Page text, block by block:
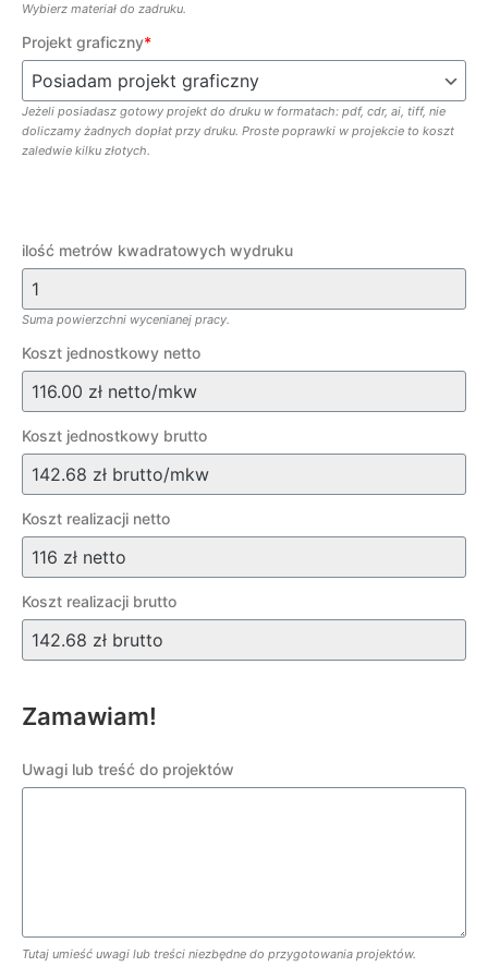
Wybierz materiał do zadruku.
Projekt graficzny*
Jeżeli posiadasz gotowy projekt do druku w formatach: pdf, cdr, ai, tiff, nie
doliczamy żadnych dopłat przy druku. Proste poprawki w projekcie to koszt
zaledwie kilku złotych.
ilość metrów kwadratowych wydruku
Suma powierzchni wycenianej pracy.
Koszt jednostkowy netto
Koszt jednostkowy brutto
Koszt realizacji netto
Koszt realizacji brutto
Zamawiam!
Uwagi lub treść do projektów
Tutaj umieść uwagi lub treści niezbędne do przygotowania projektów.